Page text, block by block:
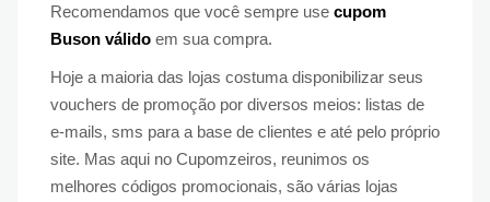
Recomendamos que você sempre use cupom
Buson válido em sua compra.
Hoje a maioria das lojas costuma disponibilizar seus
vouchers de promoção por diversos meios: listas de
e-mails, sms para a base de clientes e até pelo próprio
site. Mas aqui no Cupomzeiros, reunimos os
melhores códigos promocionais, são várias lojas